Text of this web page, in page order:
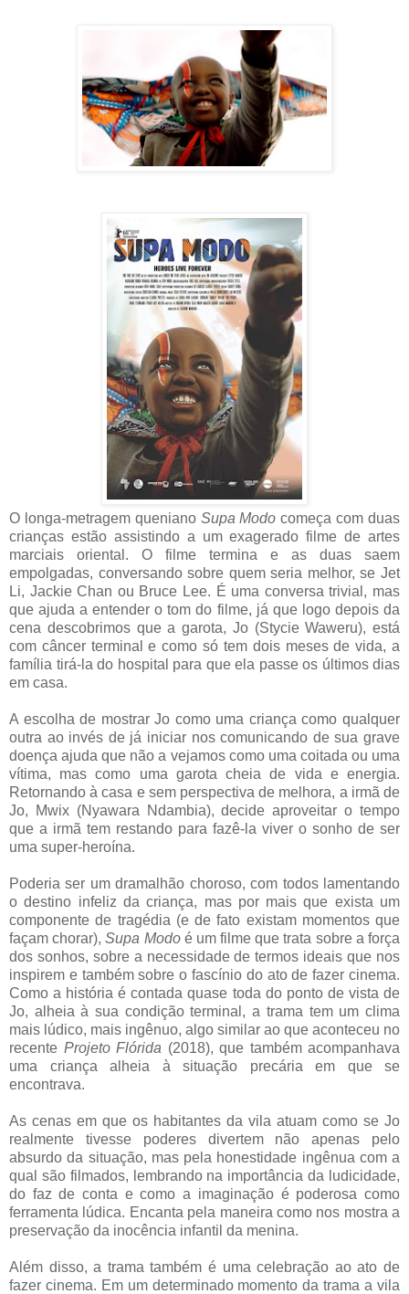
O longa-metragem queniano Supa Modocomeça com duas
crianças estão assistindo a um exagerado filme de artes
marciais oriental. O filme termina e as duas saem
empolgadas, conversando sobre quem seria melhor, se Jet
Li, Jackie Chan ou Bruce Lee. É uma conversa trivial, mas
que ajuda a entender o tom do filme, já que logo depois da
cena descobrimos que a garota, Jo (Stycie Waweru), está
com câncer terminal e como só tem dois meses de vida, a
família tirá-la do hospital para que ela passe os últimos dias
em casa.
A escolha de mostrar Jo como uma criança como qualquer
outra ao invés de já iniciar nos comunicando de sua grave
doença ajuda que não a vejamos como uma coitada ou uma
vítima, mas como uma garota cheia de vida e energia.
Retornando à casa e sem perspectiva de melhora, a irmã de
Jo, Mwix (Nyawara Ndambia), decide aproveitar o tempo
que a irmã tem restando para fazê-la viver o sonho de ser
uma super-heroína.
Poderia ser um dramalhão choroso, com todos lamentando
o destino infeliz da criança, mas por mais que exista um
componente de tragédia (e de fato existam momentos que
façam chorar),Supa Modo é um filme que trata sobre a força
dos sonhos, sobre a necessidade de termos ideais que nos
inspirem e também sobre o fascínio do ato de fazer cinema.
Como a história é contada quase toda do ponto de vista de
Jo, alheia à sua condição terminal, a trama tem um clima
mais lúdico, mais ingênuo, algo similar ao que aconteceu no
recente Projeto Flórida (2018), que também acompanhava
uma criança alheia à situação precária em que se
encontrava.
As cenas em que os habitantes da vila atuam como se Jo
realmente tivesse poderes divertem não apenas pelo
absurdo da situação, mas pela honestidade ingênua com a
qual são filmados, lembrando na importância da ludicidade,
do faz de conta e como a imaginação é poderosa como
ferramenta lúdica. Encanta pela maneira como nos mostra a
preservação da inocência infantil da menina.
Além disso, a trama também é uma celebração ao ato de
fazer cinema. Em um determinado momento da trama a vila